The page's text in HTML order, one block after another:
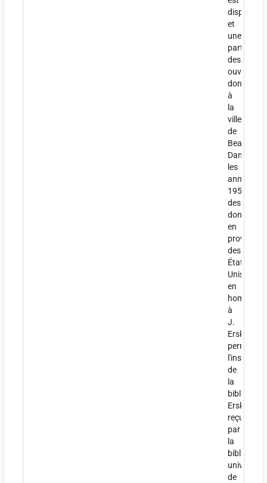
dispersée
et
une
partie
des
ouvrages
donnée
à
la
ville
de
Beaune.
Dans
les
années
1950,
des
dons
en
des
États-
Unis,
en
hommage
à
J.
Erskine,
de
la
Erskine,
reçue
par
la
de